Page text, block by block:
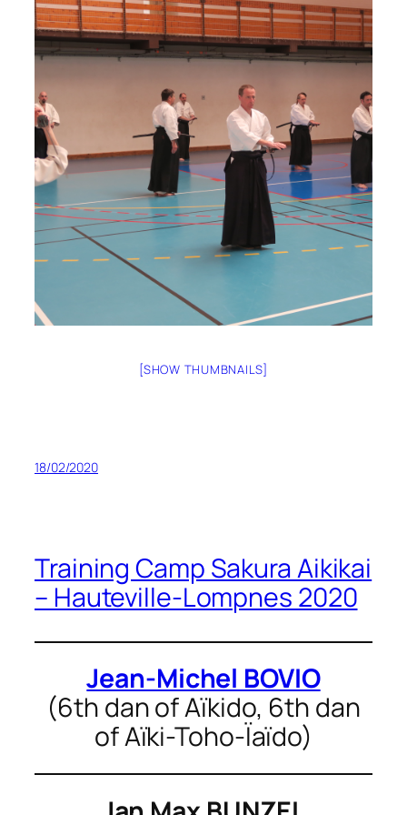
[SHOW THUMBNAILS]
18/02/2020
Training Camp Sakura Aikikai
– Hauteville-Lompnes 2020
Jean-Michel BOVIO
(6th dan of Aïkido, 6th dan
of Aïki-Toho-Ïaïdo)